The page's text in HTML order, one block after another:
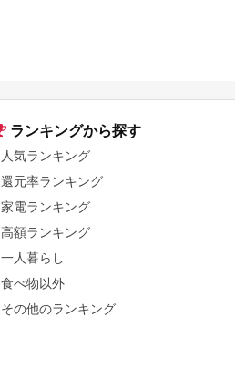
ランキングから探す
人気ランキング
還元率ランキング
家電ランキング
高額ランキング
一人暮らし
食べ物以外
その他のランキング